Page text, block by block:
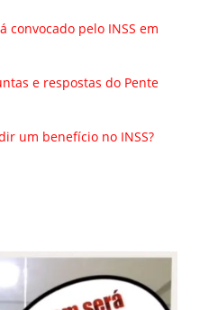
convocado pelo INSS em
e respostas do Pente
um benefício no INSS?